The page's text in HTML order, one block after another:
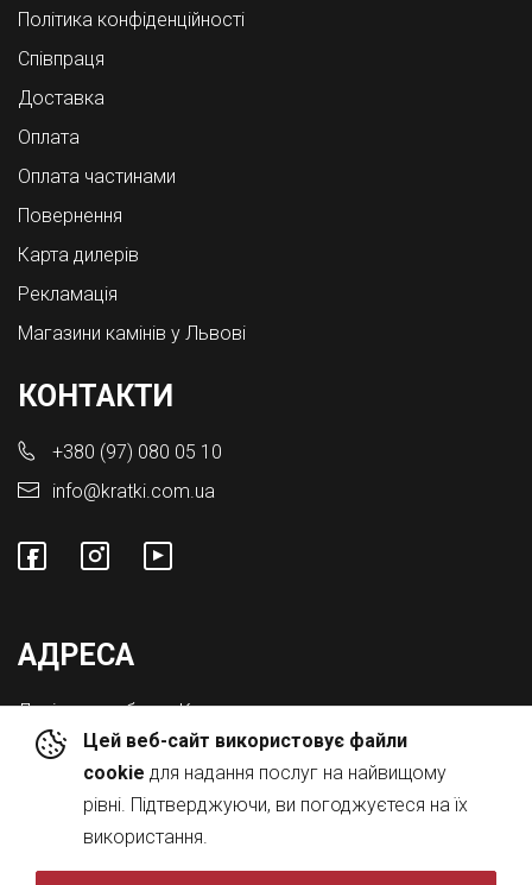
Цей веб-сайт використовує файли
cookie для надання послуг на найвищому
рівні. Підтверджуючи, ви погоджуєтеся на їх
використання.
Політика конфіденційності
Співпраця
Доставка
Оплата
Оплата частинами
Повернення
Карта дилерів
Рекламація
Магазини камінів у Львові
КОНТАКТИ
+380 (97) 080 05 10
info@kratki.com.ua
АДРЕСА
Львівська обл., с. Конопниця,
Вул. Городоцька 8а